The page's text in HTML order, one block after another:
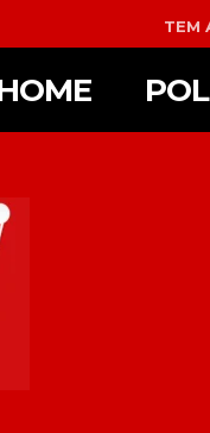
TEM